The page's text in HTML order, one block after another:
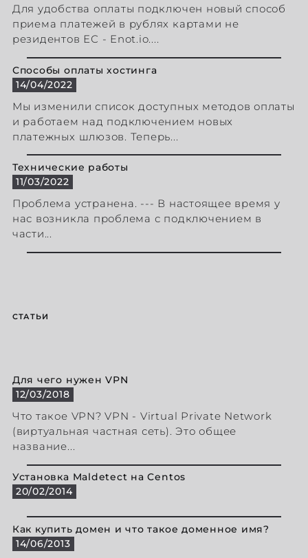
Для удобства оплаты подключен новый способ
приема платежей в рублях картами не
резидентов ЕС - Enot.io....
Способы оплаты хостинга
14/04/2022
Мы изменили список доступных методов оплаты
и работаем над подключением новых
платежных шлюзов. Теперь...
Технические работы
11/03/2022
Проблема устранена. --- В настоящее время у
нас возникла проблема с подключением в
части...
СТАТЬИ
Для чего нужен VPN
12/03/2018
Что такое VPN? VPN - Virtual Private Network
(виртуальная частная сеть). Это общее
название...
Установка Maldetect на Centos
20/02/2014
Как купить домен и что такое доменное имя?
14/06/2013